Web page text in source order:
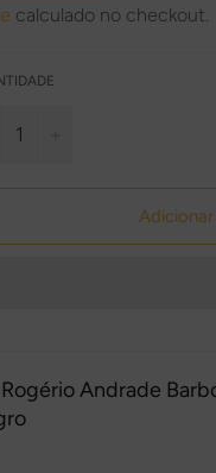
calculado no checkout.
Rogério Andrade